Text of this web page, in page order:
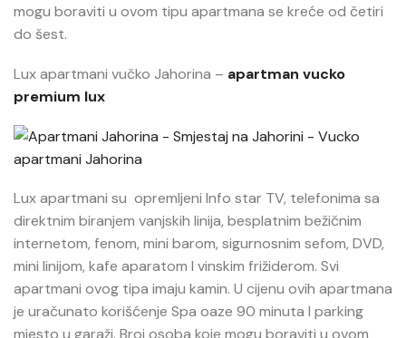
mogu boraviti u ovom tipu apartmana se kreće od četiri
do šest.
Lux apartmani vučko Jahorina – apartman vucko
premium lux
Lux apartmani su opremljeni Info star TV, telefonima sa
direktnim biranjem vanjskih linija, besplatnim bežičnim
internetom, fenom, mini barom, sigurnosnim sefom, DVD,
mini linijom, kafe aparatom I vinskim frižiderom. Svi
apartmani ovog tipa imaju kamin. U cijenu ovih apartmana
je uračunato korišćenje Spa oaze 90 minuta I parking
mjesto u garaži. Broj osoba koje mogu boraviti u ovom